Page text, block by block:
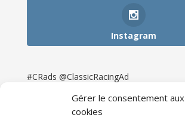
Gérer le consentement aux
cookies
Instagram
#CRads @ClassicRacingAd